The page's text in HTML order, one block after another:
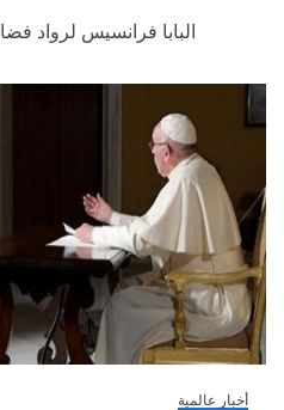
البابا فرانسيس لرواد
أخبار عالمية